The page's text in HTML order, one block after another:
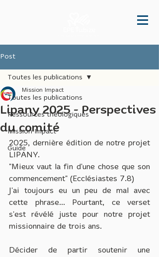
Post
Toutes les publications
Ressources théologiques
Mission Impact
Guide
Toutes les publications
Lipany 2025 - Perspectives
du comité
Mission Impact
2025, dernière édition de notre projet
LIPANY.
"Mieux vaut la fin d'une chose que son
commencement" (Ecclésiastes 7.8)
J'ai toujours eu un peu de mal avec
cette phrase... Pourtant, ce verset
s'est révélé juste pour notre projet
missionnaire de trois ans.
Décider de partir soutenir une